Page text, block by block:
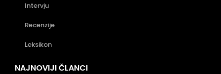
Intervju
Recenzije
Leksikon
NAJNOVIJI ČLANCI